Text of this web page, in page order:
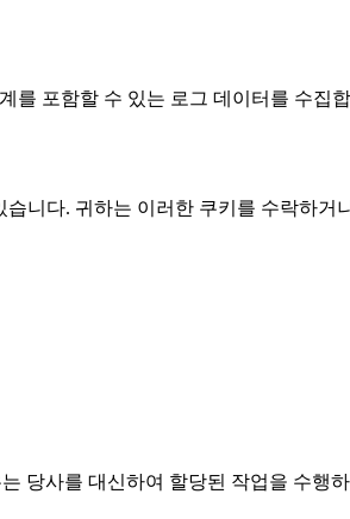
를 포함할 수 있는 로그 데이터를 수집
니다. 귀하는 이러한 쿠키를 수락하
당사를 대신하여 할당된 작업을 수